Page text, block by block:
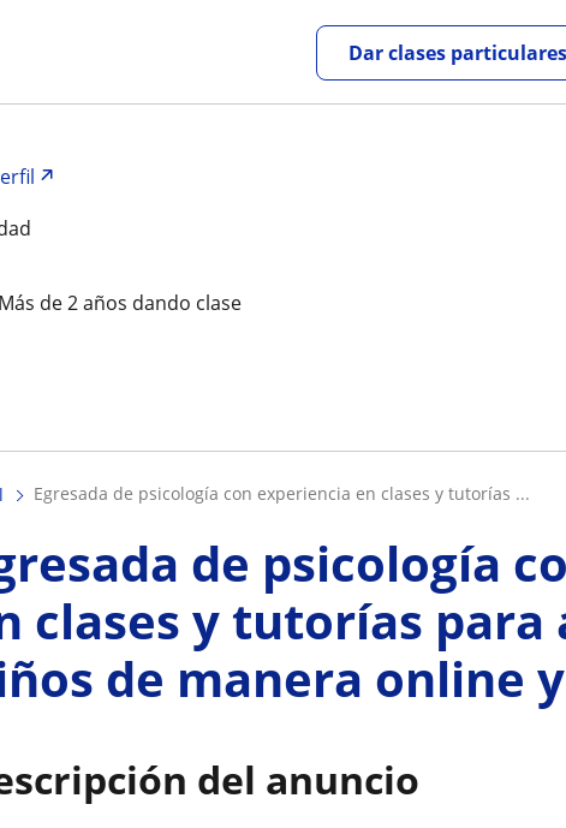
Dar clases particulares
más de 2 años dando clase
egresada de psicología con experiencia en clases y tutorías ...
de psicología
clases y tutorías para
de manera online
del anuncio